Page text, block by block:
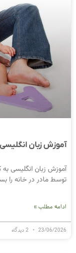
آموزش زبان
آموزش زبان انگلیسی
توسط مادر در خانه را
ادامه مطلب »
23/06/2026